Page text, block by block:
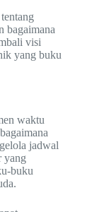
bagaimana
visi
yang buku
waktu
jadwal
yang
buku